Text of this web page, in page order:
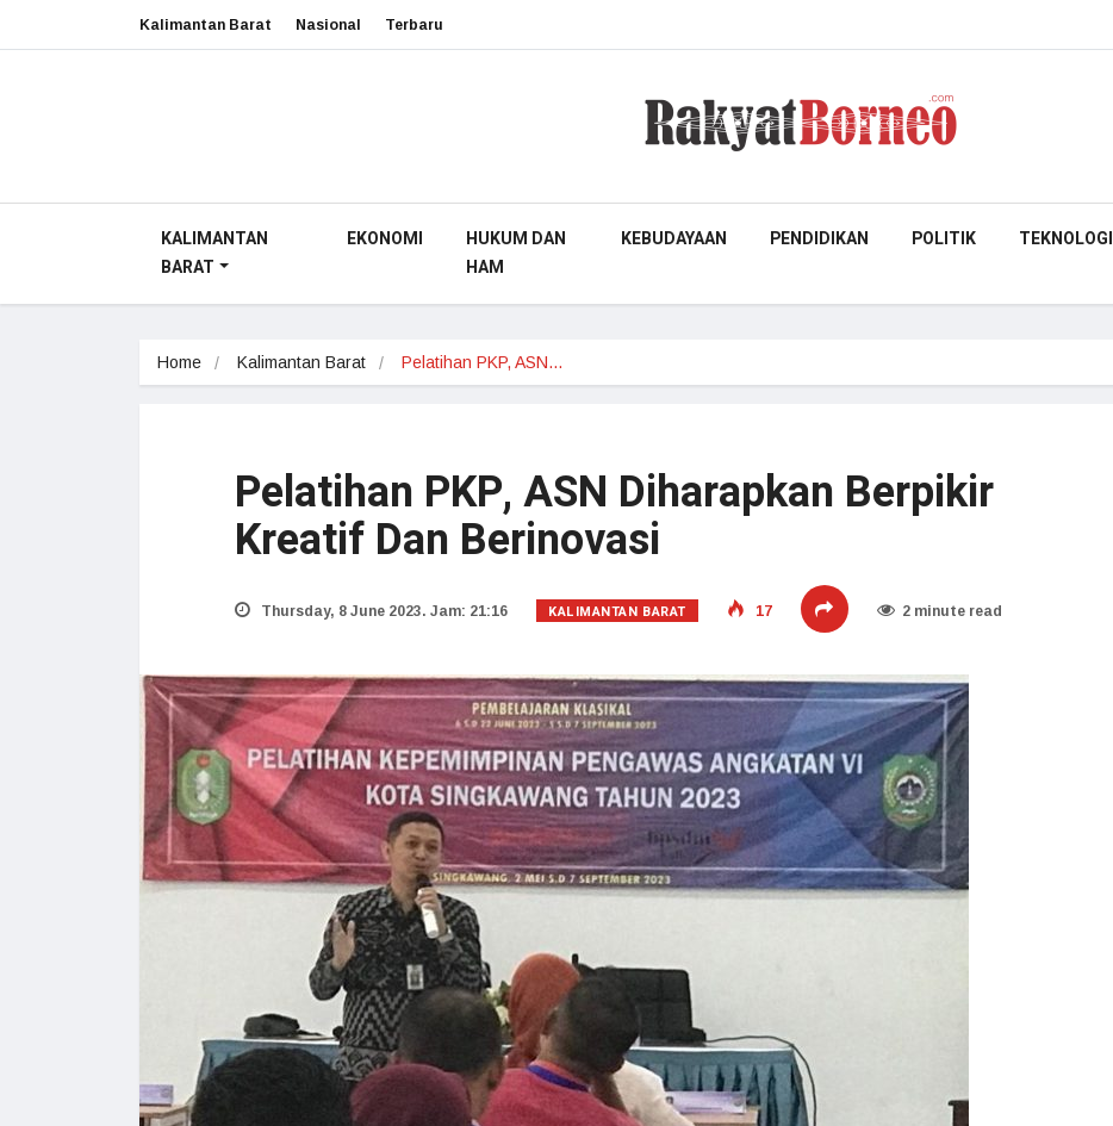
Kalimantan Barat Nasional Terbaru
KALIMANTAN
BARAT
EKONOMI
HUKUM DAN
HAM
KEBUDAYAAN PENDIDIKAN POLITIK TEKNOLOGI
Home Kalimantan Barat Pelatihan PKP, ASN…
Pelatihan PKP, ASN Diharapkan Berpikir
Kreatif Dan Berinovasi
Thursday, 8 June 2023. Jam: 21:16 KALIMANTAN BARAT 17 2 minute read